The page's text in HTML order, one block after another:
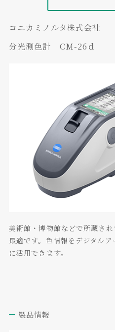
コニカミノルタ株式会社
分光測色計 CM-26ｄ
美術館・博物館などで所蔵さ
最適です。色情報をデジタル
に活用できます。
製品情報